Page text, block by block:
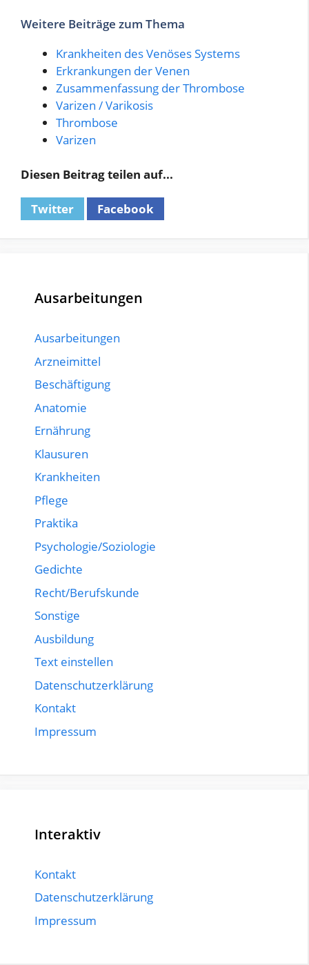
Weitere Beiträge zum Thema
Krankheiten des Venöses Systems
Erkrankungen der Venen
Zusammenfassung der Thrombose
Varizen / Varikosis
Thrombose
Varizen
Diesen Beitrag teilen auf...
Twitter Facebook
Ausarbeitungen
Ausarbeitungen
Arzneimittel
Beschäftigung
Anatomie
Ernährung
Klausuren
Krankheiten
Pflege
Praktika
Psychologie/Soziologie
Gedichte
Recht/Berufskunde
Sonstige
Ausbildung
Text einstellen
Datenschutzerklärung
Kontakt
Impressum
Interaktiv
Kontakt
Datenschutzerklärung
Impressum